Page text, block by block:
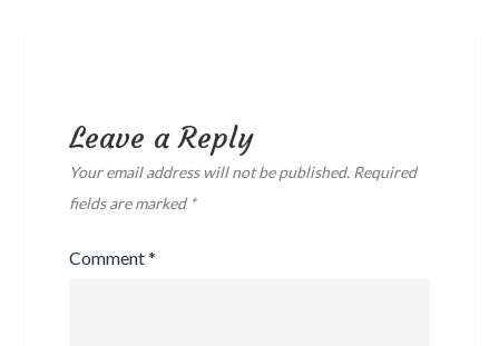
Leave a Reply
Your email address will not be published. Required
fields are marked *
Comment*